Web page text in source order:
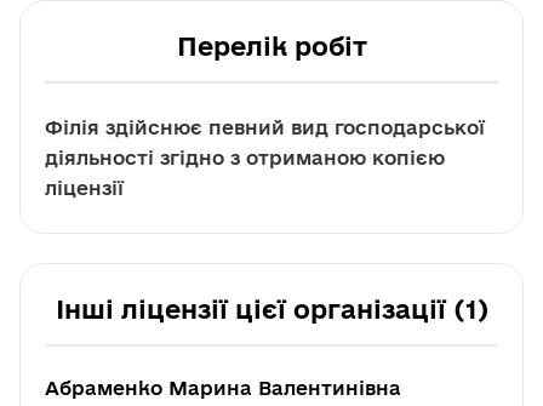
Перелік робіт
Філія здійснює певний вид господарської
діяльності згідно з отриманою копією
ліцензії
Інші ліцензії цієї організації (1)
Абраменко Марина Валентинівна